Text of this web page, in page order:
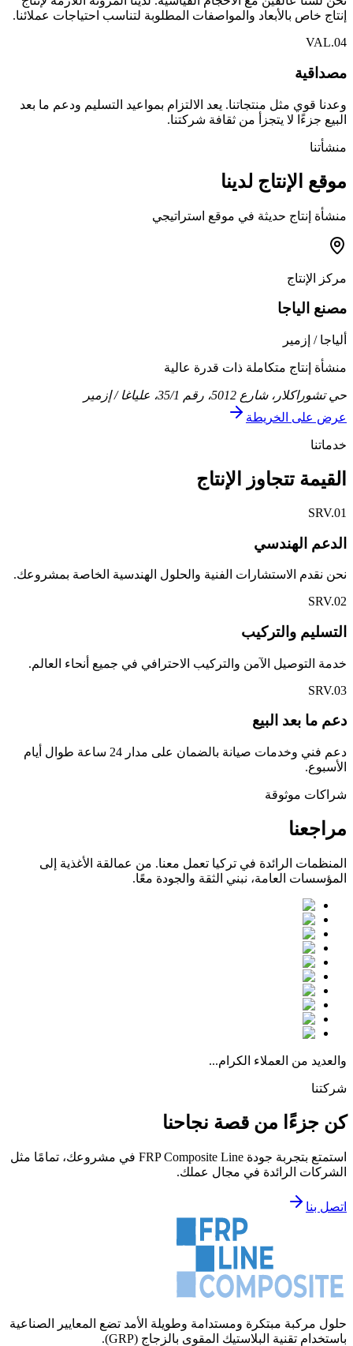
إنتاج خاص بالأبعاد والمواصفات المطلوبة لتناسب احتياجات عملائنا.
VAL.04
مصداقية
وعدنا قوي مثل منتجاتنا. يعد الالتزام بمواعيد التسليم ودعم ما بعد
البيع جزءًا لا يتجزأ من ثقافة شركتنا.
منشأتنا
موقع الإنتاج لدينا
منشأة إنتاج حديثة في موقع استراتيجي
مركز الإنتاج
مصنع الياجا
ألياجا / إزمير
منشأة إنتاج متكاملة ذات قدرة عالية
حي تشوراكلار، شارع 5012، رقم 35/1، علياغا / إزمير
عرض على الخريطة
خدماتنا
القيمة تتجاوز الإنتاج
SRV.01
الدعم الهندسي
نحن نقدم الاستشارات الفنية والحلول الهندسية الخاصة بمشروعك.
SRV.02
التسليم والتركيب
خدمة التوصيل الآمن والتركيب الاحترافي في جميع أنحاء العالم.
SRV.03
دعم ما بعد البيع
دعم فني وخدمات صيانة بالضمان على مدار 24 ساعة طوال أيام
الأسبوع.
شراكات موثوقة
مراجعنا
المنظمات الرائدة في تركيا تعمل معنا. من عمالقة الأغذية إلى
المؤسسات العامة، نبني الثقة والجودة معًا.
والعديد من العملاء الكرام...
شركتنا
كن جزءًا من قصة نجاحنا
استمتع بتجربة جودة FRP Composite Line في مشروعك، تمامًا مثل
الشركات الرائدة في مجال عملك.
اتصل بنا
حلول مركبة مبتكرة ومستدامة وطويلة الأمد تضع المعايير الصناعية
باستخدام تقنية البلاستيك المقوى بالزجاج (GRP).